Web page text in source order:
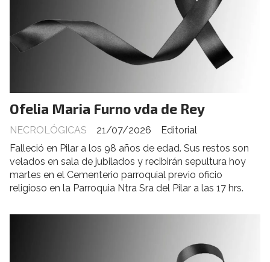
Ofelia Maria Furno vda de Rey
Editorial
NECROLÓGICAS
21/07/2026
Falleció en Pilar a los 98 años de edad. Sus restos son
velados en sala de jubilados y recibirán sepultura hoy
martes en el Cementerio parroquial previo oficio
religioso en la Parroquia Ntra Sra del Pilar a las 17 hrs.